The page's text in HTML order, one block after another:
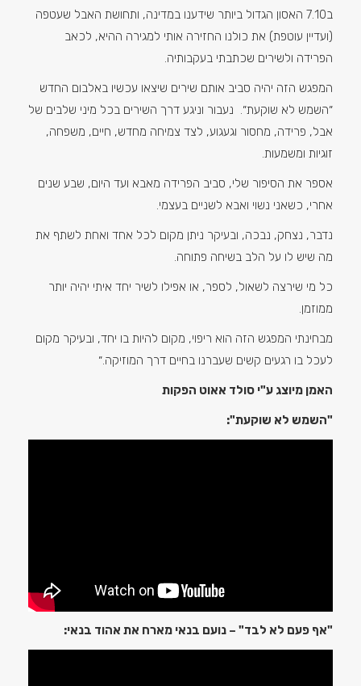
ב7.10 האסון הגדול ביותר שידענו במדינה, ותחושת האבל שעטפה
(ועדיין עוטפת) את כולנו החזירה אותי למגירה ההיא, לכאב
הפרידה ולשירים שכתבתי בעקבותיה.
המפגש הזה יהיה סביב אותם שירים שיצאו עכשיו באלבום החדש
״השמש לא שוקעת״. נעבור וניגע דרך השירים בכל מיני שלבים של
אבל, פרידה, מחסור וגעגוע, לצד צמיחה מחדש, חיים, משפחה,
זוגיות ומשמעות.
אספר את הסיפור שלי, סביב הפרידה מאבא ועד היום, שבע שנים
אחרי, כשאני נשוי ואבא לשניים בעצמי.
נדבר, נצחק, נבכה, ובעיקר ניתן מקום לכל אחד ואחת לשתף את
מה שיש לו על הלב בשיחה פתוחה.
כל מי שירצה לשאול, לספר, או אפילו לשיר יחד איתי יהיה יותר
ממוזמן.
מבחינתי המפגש הזה הוא ריפוי, מקום להיות בו יחד, ובעיקר מקום
לעכל בו רגעים קשים שעברנו בחיים דרך המוזיקה.״
האמן מיוצג ע"י סולד אאוט הפקות
"השמש לא שוקעת":
"אף פעם לא לבד" – נועם בנאי מארח את אהוד בנאי: